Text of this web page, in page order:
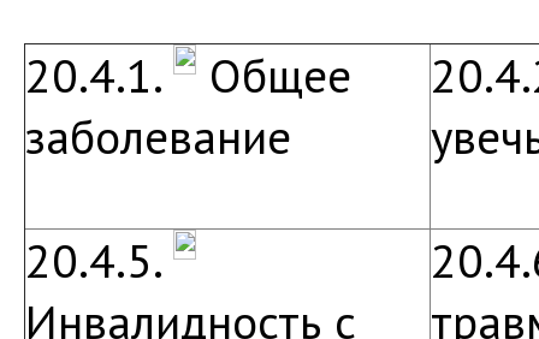
20.4.1.
Общее
заболевание
20.4.5.
Инвалидность с